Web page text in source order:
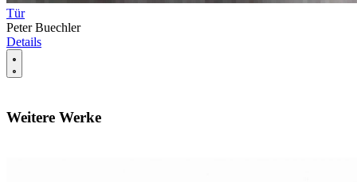
Tür
Peter Buechler
Details
Weitere Werke